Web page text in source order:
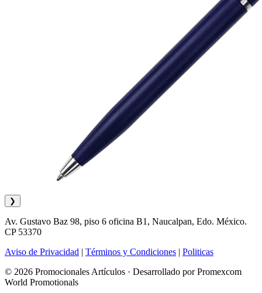
❯
Av. Gustavo Baz 98, piso 6 oficina B1, Naucalpan, Edo. México.
CP 53370
Aviso de Privacidad | Términos y Condiciones | Politicas
© 2026 Promocionales Artículos · Desarrollado por Promexcom
World Promotionals